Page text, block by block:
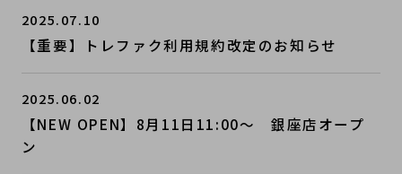
2025.07.10
【重要】トレファク利用規約改定のお知らせ
2025.06.02
【NEW OPEN】8月11日11:00～ 銀座店オープ
ン